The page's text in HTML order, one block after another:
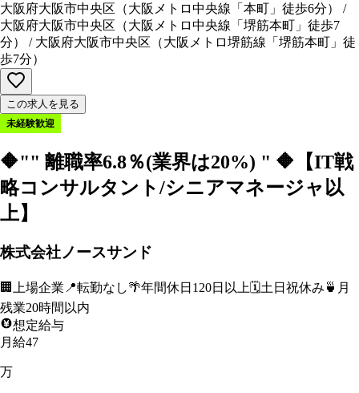
大阪府大阪市中央区 （大阪メトロ中央線「本町」徒歩6分）
/
大阪府大阪市中央区 （大阪メトロ中央線「堺筋本町」徒歩7
分） / 大阪府大阪市中央区 （大阪メトロ堺筋線「堺筋本町」徒
歩7分）
この求人を見る
未経験歓迎
🔶"" 離職率6.8％(業界は20%) " 🔶【IT戦
略コンサルタント/シニアマネージャ以
上】
株式会社ノースサンド
🏢 上場企業 📍転勤なし🌴年間休日120日以上 🗓️土日祝休み 🍵 月
残業20時間以内
想定給与
月給47
万